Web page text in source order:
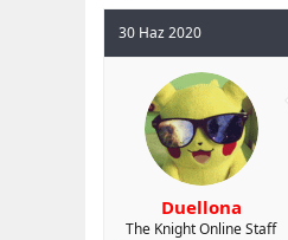
u
y
u
b
a
ş
l
a
t
a
n
30 Haz 2020
Duellona
The Knight Online Staff